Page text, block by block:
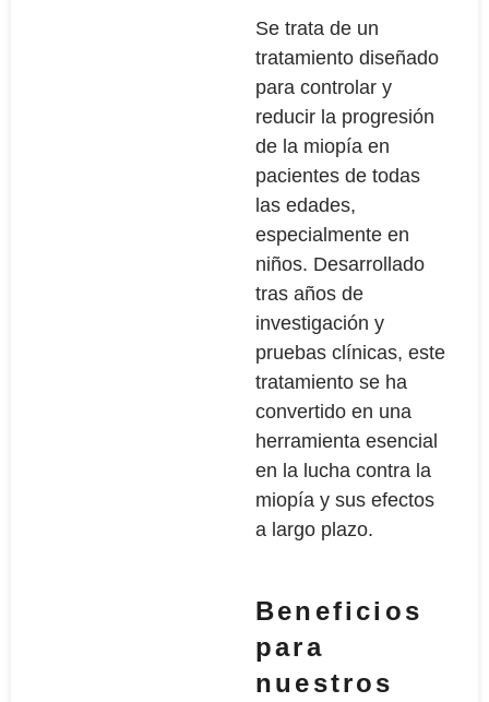
Se trata de un
tratamiento diseñado
para controlar y
reducir la progresión
de la miopía en
pacientes de todas
las edades,
especialmente en
niños. Desarrollado
tras años de
investigación y
pruebas clínicas, este
tratamiento se ha
convertido en una
herramienta esencial
en la lucha contra la
miopía y sus efectos
a largo plazo.
Beneficios
para
nuestros